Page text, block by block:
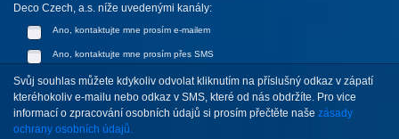
Deco Czech, a.s. níže uvedenými kanály:
Ano, kontaktujte mne prosím e-mailem
Ano, kontaktujte mne prosím přes SMS
Svůj souhlas můžete kdykoliv odvolat kliknutím na příslušný odkaz v zápatí
kteréhokoliv e-mailu nebo odkaz v SMS, které od nás obdržíte. Pro vice
informací o zpracování osobních údajů si prosím přečtěte naše zásady
ochrany osobních údajů.